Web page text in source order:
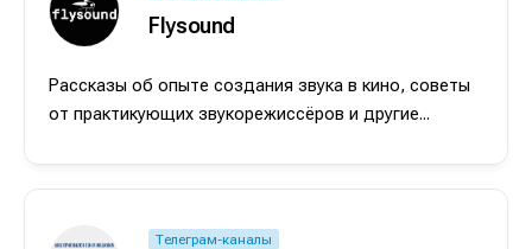
Flysound
Рассказы об опыте создания звука в кино, советы
от практикующих звукорежиссёров и другие...
Телеграм-каналы